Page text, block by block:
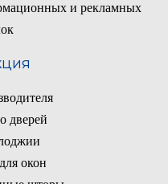
и рекламных
дверей
окон